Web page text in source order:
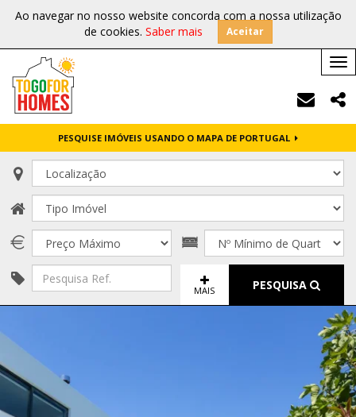
Ao navegar no nosso website concorda com a nossa utilização
de cookies. Saber mais Aceitar
PESQUISE IMÓVEIS USANDO O MAPA DE PORTUGAL
MAIS PESQUISA